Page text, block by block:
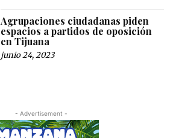
Agrupaciones ciudadanas piden
espacios a partidos de oposición
en Tijuana
junio 24, 2023
- Advertisement -